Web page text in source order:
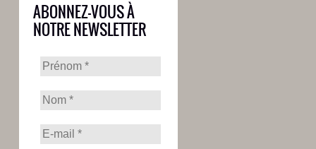
ABONNEZ-VOUS À
NOTRE NEWSLETTER